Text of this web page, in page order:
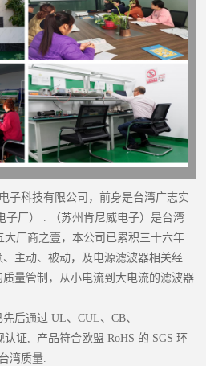
科技有限公司，前身是台湾广志实
子厂） . （苏州肯尼威电子）是台湾
厂商之壹，本公司已累积三十六年
主动、被动，及电源滤波器相关经
量管制，从小电流到大电流的滤波器
通过 UL、CUL、CB、
认证, 产品符合欧盟 RoHS 的 SGS 环
湾质量.